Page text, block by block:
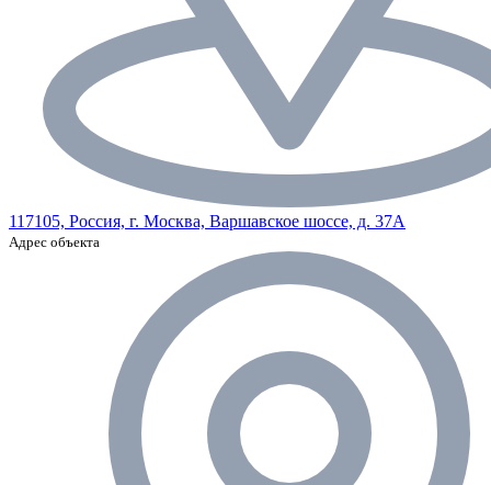
117105, Россия, г. Москва, Варшавское шоссе, д. 37А
Адрес объекта